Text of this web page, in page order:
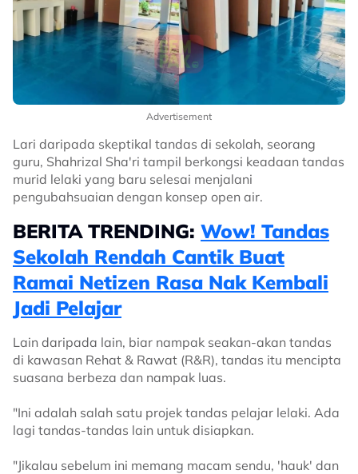
Advertisement
Lari daripada skeptikal tandas di sekolah, seorang
guru, Shahrizal Sha'ri tampil berkongsi keadaan tandas
murid lelaki yang baru selesai menjalani
pengubahsuaian dengan konsep open air.
BERITA TRENDING: Wow! Tandas
Sekolah Rendah Cantik Buat
Ramai Netizen Rasa Nak Kembali
Jadi Pelajar
Lain daripada lain, biar nampak seakan-akan tandas
di kawasan Rehat & Rawat (R&R), tandas itu mencipta
suasana berbeza dan nampak luas.
"Ini adalah salah satu projek tandas pelajar lelaki. Ada
lagi tandas-tandas lain untuk disiapkan.
"Jikalau sebelum ini memang macam sendu, 'hauk' dan